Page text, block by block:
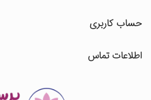
حساب کاربری
اطلاعات تماس